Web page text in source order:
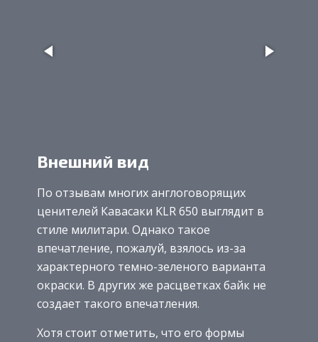
Внешний вид
По отзывам многих англоговорящих
ценителей Кавасаки KLR 650 выглядит в
стиле милитари. Однако такое
впечатление, пожалуй, взялось из-за
характерного темно-зеленого варианта
окраски. В других же расцветках байк не
создает такого впечатления.
Хотя стоит отметить, что его формы